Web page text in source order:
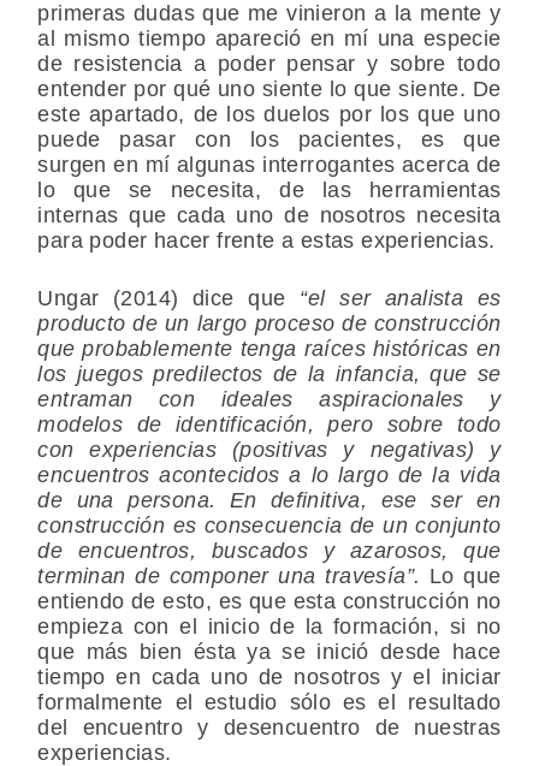
primeras dudas que me vinieron a la mente y
al mismo tiempo apareció en mí una especie
de resistencia a poder pensar y sobre todo
entender por qué uno siente lo que siente. De
este apartado, de los duelos por los que uno
puede pasar con los pacientes, es que
surgen en mí algunas interrogantes acerca de
lo que se necesita, de las herramientas
internas que cada uno de nosotros necesita
para poder hacer frente a estas experiencias.
Ungar (2014) dice que “el ser analista es
producto de un largo proceso de construcción
que probablemente tenga raíces históricas en
los juegos predilectos de la infancia, que se
entraman con ideales aspiracionales y
modelos de identificación, pero sobre todo
con experiencias (positivas y negativas) y
encuentros acontecidos a lo largo de la vida
de una persona. En definitiva, ese ser en
construcción es consecuencia de un conjunto
de encuentros, buscados y azarosos, que
terminan de componer una travesía”. Lo que
entiendo de esto, es que esta construcción no
empieza con el inicio de la formación, si no
que más bien ésta ya se inició desde hace
tiempo en cada uno de nosotros y el iniciar
formalmente el estudio sólo es el resultado
del encuentro y desencuentro de nuestras
experiencias.